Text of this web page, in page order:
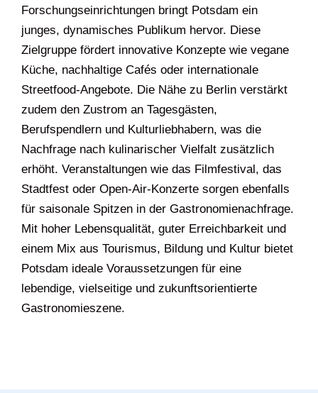
Forschungseinrichtungen bringt Potsdam ein
junges, dynamisches Publikum hervor. Diese
Zielgruppe fördert innovative Konzepte wie vegane
Küche, nachhaltige Cafés oder internationale
Streetfood-Angebote. Die Nähe zu Berlin verstärkt
zudem den Zustrom an Tagesgästen,
Berufspendlern und Kulturliebhabern, was die
Nachfrage nach kulinarischer Vielfalt zusätzlich
erhöht. Veranstaltungen wie das Filmfestival, das
Stadtfest oder Open-Air-Konzerte sorgen ebenfalls
für saisonale Spitzen in der Gastronomienachfrage.
Mit hoher Lebensqualität, guter Erreichbarkeit und
einem Mix aus Tourismus, Bildung und Kultur bietet
Potsdam ideale Voraussetzungen für eine
lebendige, vielseitige und zukunftsorientierte
Gastronomieszene.